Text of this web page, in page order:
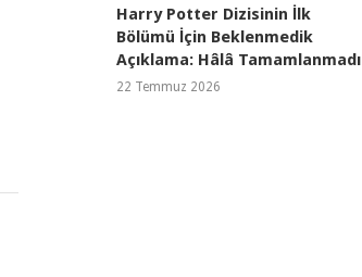
Harry Potter Dizisinin İlk
Bölümü İçin Beklenmedik
Açıklama: Hâlâ Tamamlanmadı
22 Temmuz 2026